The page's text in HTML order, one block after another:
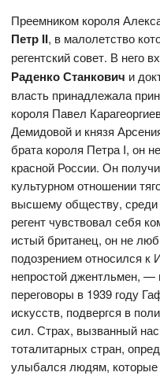
Преемником короля
Петр II, в малолетство
регентский совет. В него
Раденко Станкович и
власть принадлежала
короля Павел
Демидовой и князя
брата короля Петра I, он
красной России. Он
культурном отношении
высшему обществу,
регент чувствовал себя
истый британец, он не
подозрением относился
непростой джентльмен,
переговоры в 1939 году
искусств, подвергся в
сил. Страх, вызванный
тоталитарных стран,
улыбался людям, которые